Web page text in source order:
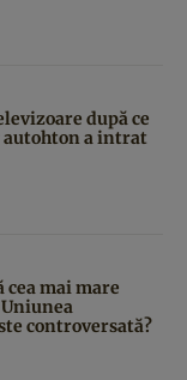
după ce
a intrat
mai mare
controversată?